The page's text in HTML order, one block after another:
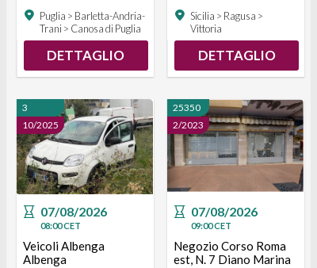
Puglia > Barletta-Andria-
Trani > Canosa di Puglia
DETTAGLIO
Sicilia > Ragusa >
Vittoria
DETTAGLIO
3
10/2025
07/08/2026
08:00CET
Veicoli Albenga
Albenga
25350
2/2023
07/08/2026
09:00CET
Negozio Corso Roma
est, N. 7 Diano Marina